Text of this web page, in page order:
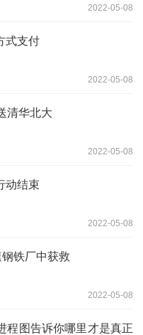
2022-05-08
式支付
2022-05-08
清华北大
2022-05-08
动结束
2022-05-08
铁厂中获救
2022-05-08
程图告诉你哪里才是真正